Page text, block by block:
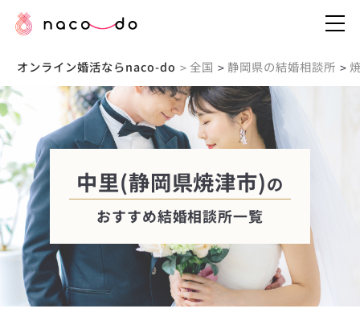
オンライン婚活ならnaco-do > 全国 > 静岡県の結婚相談所 >
中里(静岡県焼津市)の
おすすめ結婚相談所一覧